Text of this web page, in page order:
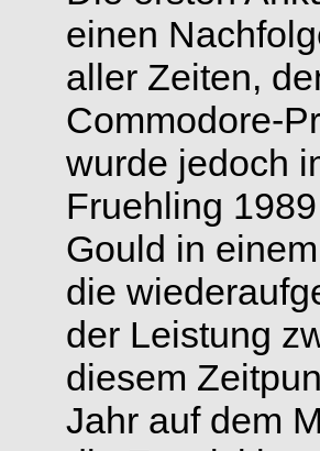
einen
aller Zeiten,
Commodore-
wurde jedoch
Fruehling
Gould in
die
der Leistung
diesem
Jahr auf dem